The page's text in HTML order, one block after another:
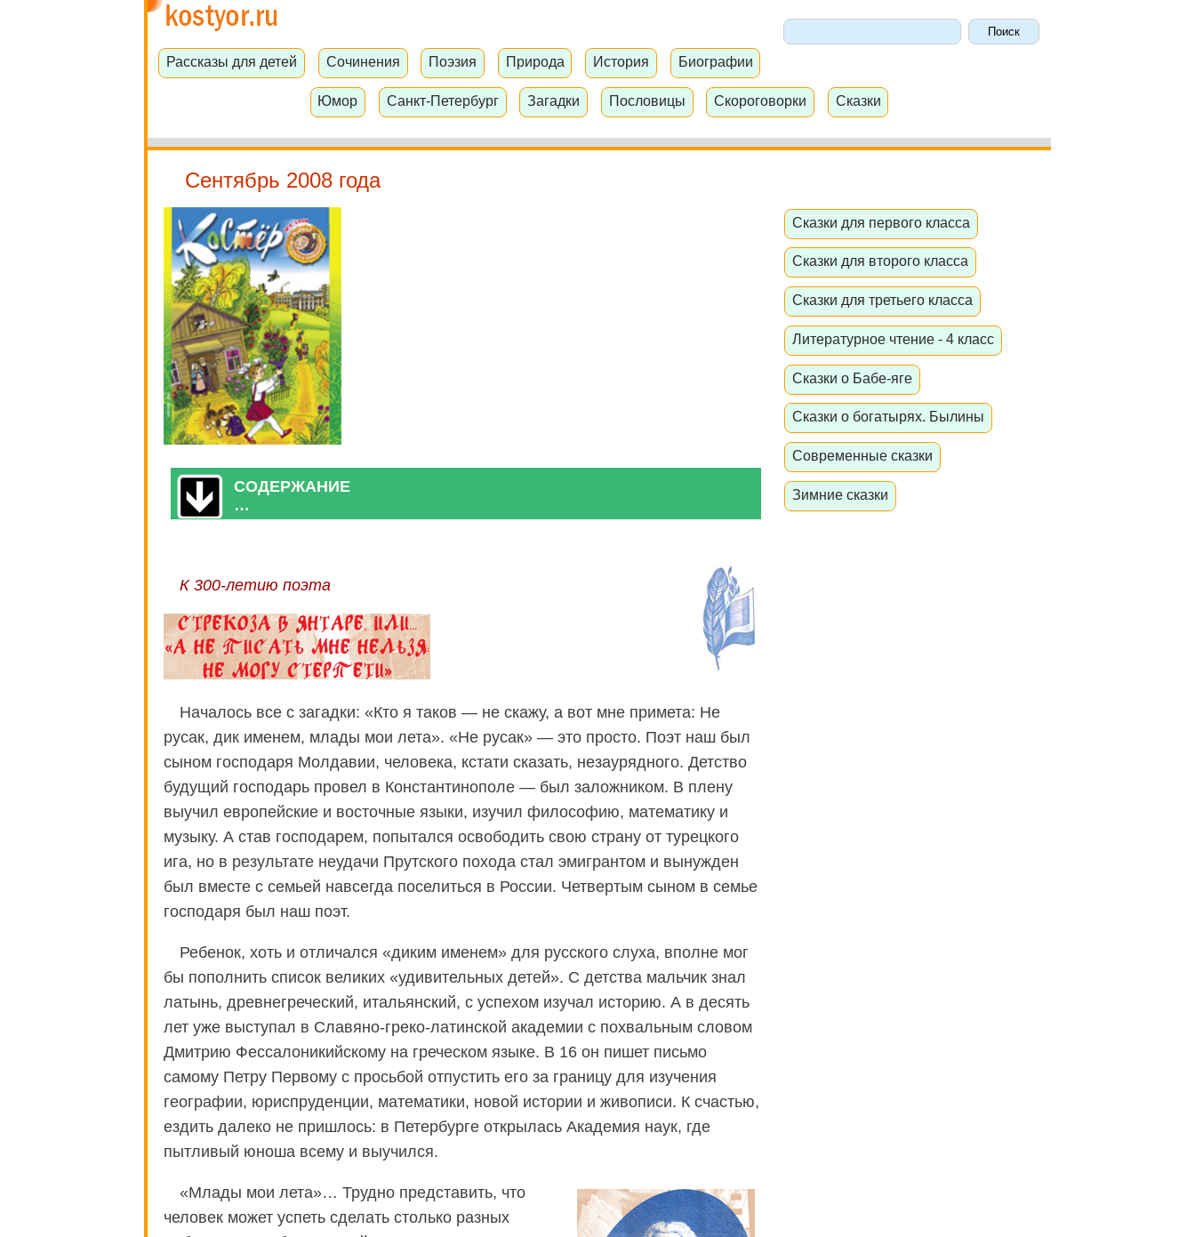
Рассказы для детей Сочинения Поэзия Природа История Биографии
Юмор Санкт-Петербург Загадки Пословицы Скороговорки Сказки
Сентябрь 2008 года
СОДЕРЖАНИЕ
…
К 300-летию поэта
Началось все с загадки: «Кто я таков — не скажу, а вот мне примета: Не
русак, дик именем, млады мои лета». «Не русак» — это просто. Поэт наш был
сыном господаря Молдавии, человека, кстати сказать, незаурядного. Детство
будущий господарь провел в Константинополе — был заложником. В плену
выучил европейские и восточные языки, изучил философию, математику и
музыку. А став господарем, попытался освободить свою страну от турецкого
ига, но в результате неудачи Прутского похода стал эмигрантом и вынужден
был вместе с семьей навсегда поселиться в России. Четвертым сыном в семье
господаря был наш поэт.
Ребенок, хоть и отличался «диким именем» для русского слуха, вполне мог
бы пополнить список великих «удивительных детей». С детства мальчик знал
латынь, древнегреческий, итальянский, с успехом изучал историю. А в десять
лет уже выступал в Славяно-греко-латинской академии с похвальным словом
Дмитрию Фессалоникийскому на греческом языке. В 16 он пишет письмо
самому Петру Первому с просьбой отпустить его за границу для изучения
географии, юриспруденции, математики, новой истории и живописи. К счастью,
ездить далеко не пришлось: в Петербурге открылась Академия наук, где
пытливый юноша всему и выучился.
«Млады мои лета»… Трудно представить, что
человек может успеть сделать столько разных
Сказки для первого класса
Сказки для второго класса
Сказки для третьего класса
Литературное чтение - 4 класс
Сказки о Бабе-яге
Сказки о богатырях. Былины
Современные сказки
Зимние сказки